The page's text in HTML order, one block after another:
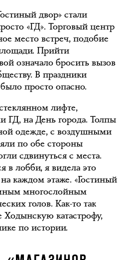
двор» стали
«ГД». Торговый центр
место встреч, подобие
Прийти
означало бросить вызов
В праздники
просто опасно.
лифте,
ГД, на День города. Толпы
одежде, с воздушными
по обе стороны
сдвинуться с места.
в лобби, я видела это
каждом этаже. «Гостиный
многослойным
голов. Как-то так
Ходынскую катастрофу,
по истории.